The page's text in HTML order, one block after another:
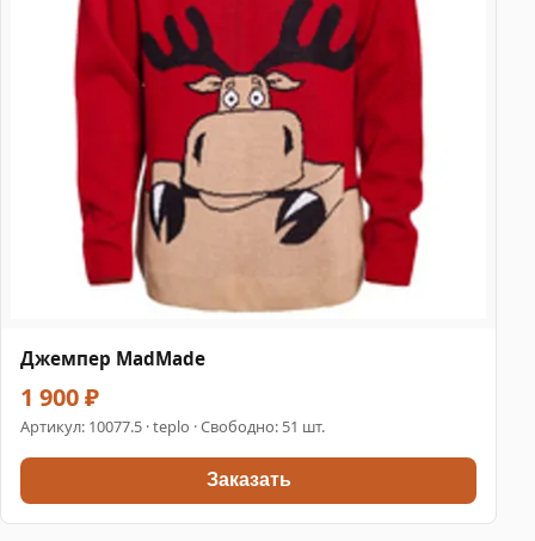
Джемпер MadMade
1 900 ₽
Артикул: 10077.5 · teplo · Свободно: 51 шт.
Заказать